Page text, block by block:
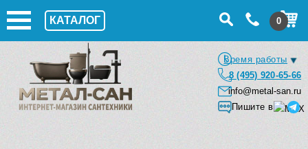
КАТАЛОГ 0
Время работы
8 (495) 920-65-66
info@metal-san.ru
Пишите в